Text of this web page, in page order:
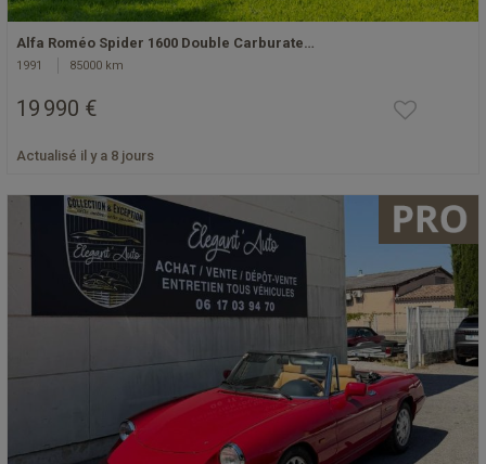
Alfa Roméo Spider 1600 Double Carburate…
1991 85000 km
19 990 €
Actualisé il y a 8 jours